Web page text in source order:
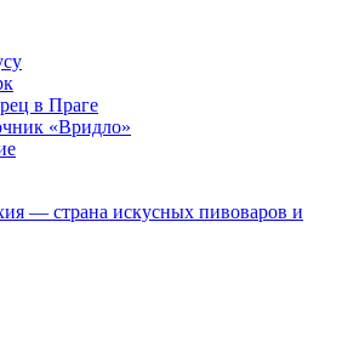
в Праге
«Вридло»
— страна искусных пивоваров и